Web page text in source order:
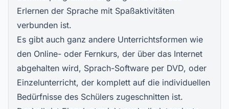
Erlernen der Sprache mit Spaßaktivitäten
verbunden ist.
Es gibt auch ganz andere Unterrichtsformen wie
den Online- oder Fernkurs, der über das Internet
abgehalten wird, Sprach-Software per DVD, oder
Einzelunterricht, der komplett auf die individuellen
Bedürfnisse des Schülers zugeschnitten ist.